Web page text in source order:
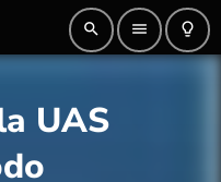
search menu lightbulb_outline
UAS